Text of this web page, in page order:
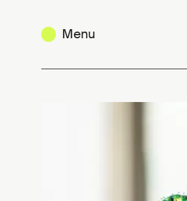
Menu
Un talent belge